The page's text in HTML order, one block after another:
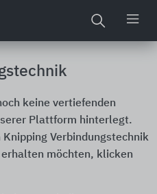
keine vertiefenden
Plattform hinterlegt.
Verbindungstechnik
möchten, klicken